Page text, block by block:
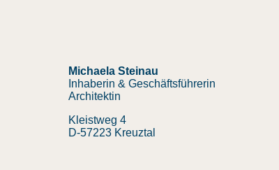
Michaela Steinau
Inhaberin & Geschäftsführerin
Architektin
Kleistweg 4
D-57223 Kreuztal